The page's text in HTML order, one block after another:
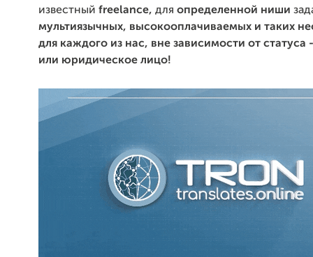
известный freelance, для определенной ниши
мультиязычных, высокооплачиваемых и таких
для каждого из нас, вне зависимости от статуса
или юридическое лицо!